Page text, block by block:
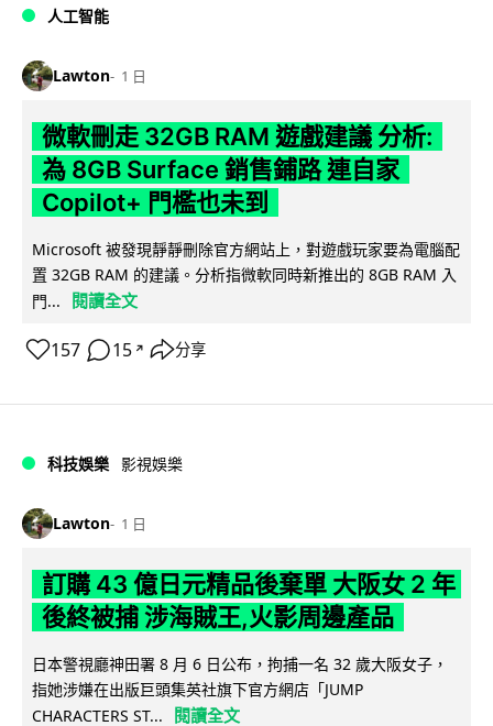
人工智能
Lawton 1 日
微軟刪走 32GB RAM 遊戲建議 分析:
為 8GB Surface 銷售鋪路 連自家
Copilot+ 門檻也未到
Microsoft 被發現靜靜刪除官方網站上，對遊戲玩家要為電腦配
置 32GB RAM 的建議。分析指微軟同時新推出的 8GB RAM 入
門...
閱讀全文
157 15 ↗ 分享
科技娛樂 影視娛樂
Lawton 1 日
訂購 43 億日元精品後棄單 大阪女 2 年
後終被捕 涉海賊王,火影周邊產品
日本警視廳神田署 8 月 6 日公布，拘捕一名 32 歲大阪女子，
指她涉嫌在出版巨頭集英社旗下官方網店「JUMP
CHARACTERS ST...
閱讀全文